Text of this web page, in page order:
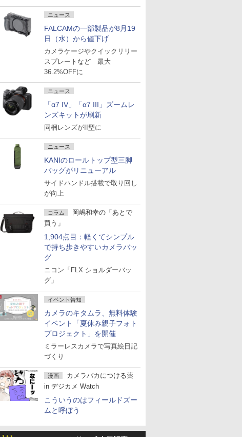
ニュース
FALCAMの一部製品が8月19
日（水）から値下げ
カメラケージやクイックリリー
スプレートなど 最大
36.2%OFFに
ニュース
「α7 IV」「α7 III」ズームレ
ンズキットが刷新
同梱レンズがII型に
ニュース
KANIのロールトップ型三脚
バッグがリニューアル
サイドハンドル搭載で取り回し
が向上
コラム
岡嶋和幸の「あとで
買う」
1,904点目：軽くてシンプル
で持ち歩きやすいカメラバッ
グ
ニコン「FLX ショルダーバッ
グ」
イベント告知
カメラのキタムラ、無料体験
イベント「夏休み親子フォト
プロジェクト」を開催
ミラーレスカメラで写真絵日記
づくり
漫画
カメラバカにつける薬
in デジカメ Watch
こういうのはフィールドズー
ムと呼ぼう